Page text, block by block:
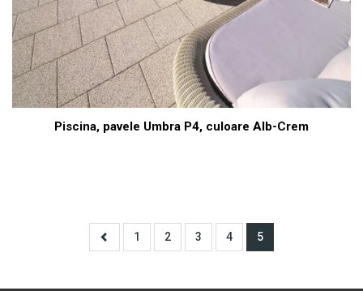
Piscina, pavele Umbra P4, culoare Alb-Crem
1 2 3 4 5